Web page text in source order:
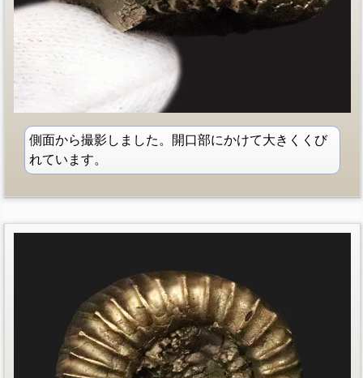
側面から撮影しました。開口部にかけて大きくくび
れています。